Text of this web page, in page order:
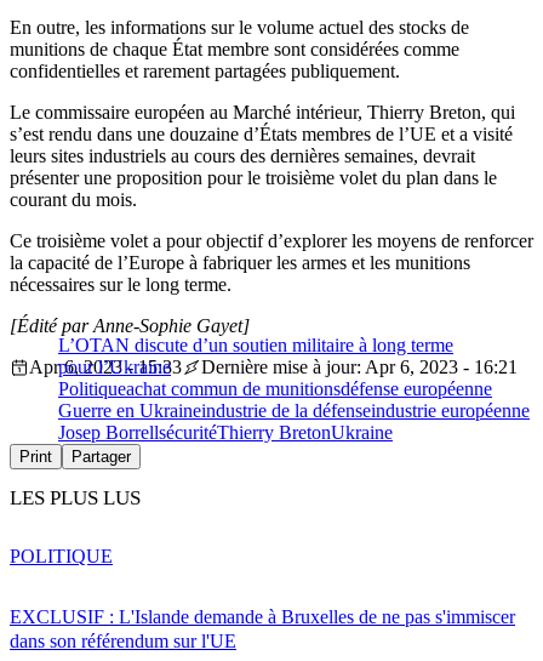
En outre, les informations sur le volume actuel des stocks de
munitions de chaque État membre sont considérées comme
confidentielles et rarement partagées publiquement.
Le commissaire européen au Marché intérieur, Thierry Breton, qui
s’est rendu dans une douzaine d’États membres de l’UE et a visité
leurs sites industriels au cours des dernières semaines, devrait
présenter une proposition pour le troisième volet du plan dans le
courant du mois.
Ce troisième volet a pour objectif d’explorer les moyens de renforcer
la capacité de l’Europe à fabriquer les armes et les munitions
nécessaires sur le long terme.
L’OTAN discute d’un soutien militaire à long terme
pour l’Ukraine
[Édité par Anne-Sophie Gayet]
Apr 6, 2023 - 15:33
Dernière mise à jour: Apr 6, 2023 - 16:21
Politiqueachat commun de munitionsdéfense européenne
Guerre en Ukraineindustrie de la défenseindustrie européenne
Josep BorrellsécuritéThierry BretonUkraine
Print Partager
LES PLUS LUS
EXCLUSIF : L'Islande demande à Bruxelles de ne pas s'immiscer
dans son référendum sur l'UE
POLITIQUE